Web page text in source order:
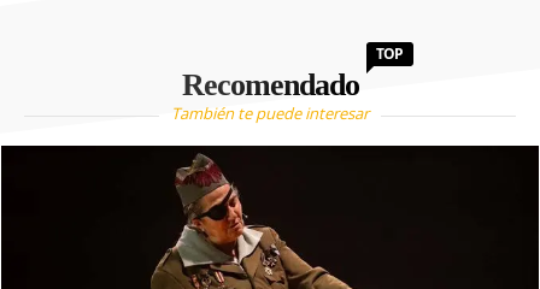
Recomendado
TOP
También te puede interesar